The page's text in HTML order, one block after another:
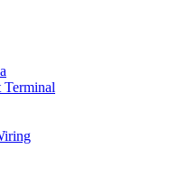
Terminal